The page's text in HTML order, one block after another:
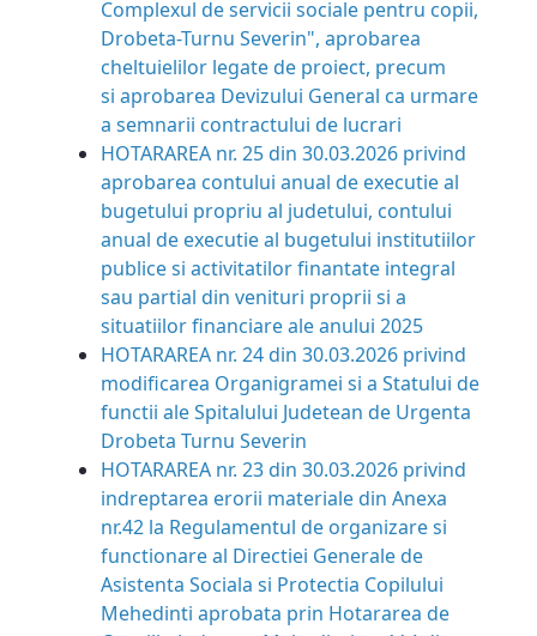
Complexul de servicii sociale pentru copii,
Drobeta-Turnu Severin", aprobarea
cheltuielilor legate de proiect, precum
si aprobarea Devizului General ca urmare
a semnarii contractului de lucrari
HOTARAREA nr. 25 din 30.03.2026 privind
aprobarea contului anual de executie al
bugetului propriu al judetului, contului
anual de executie al bugetului institutiilor
publice si activitatilor finantate integral
sau partial din venituri proprii si a
situatiilor financiare ale anului 2025
HOTARAREA nr. 24 din 30.03.2026 privind
modificarea Organigramei si a Statului de
functii ale Spitalului Judetean de Urgenta
Drobeta Turnu Severin
HOTARAREA nr. 23 din 30.03.2026 privind
indreptarea erorii materiale din Anexa
nr.42 la Regulamentul de organizare si
functionare al Directiei Generale de
Asistenta Sociala si Protectia Copilului
Mehedinti aprobata prin Hotararea de